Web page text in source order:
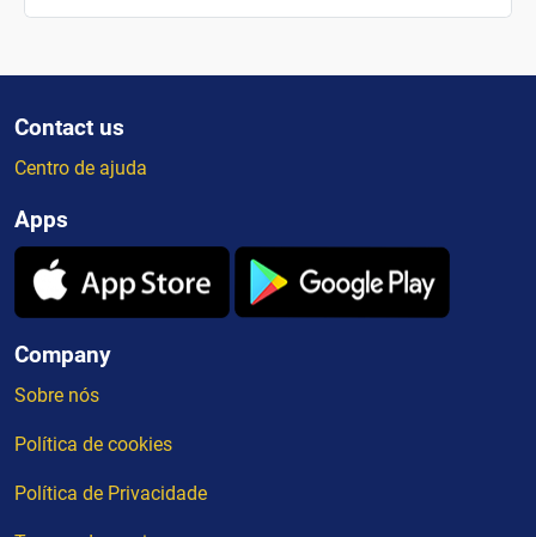
Contact us
Centro de ajuda
Apps
Company
Sobre nós
Política de cookies
Política de Privacidade